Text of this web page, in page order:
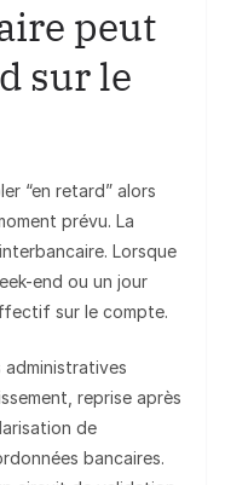
peut
sur le
“en retard” alors
prévu. La
Lorsque
end ou un jour
sur le compte.
reprise après
de
bancaires.